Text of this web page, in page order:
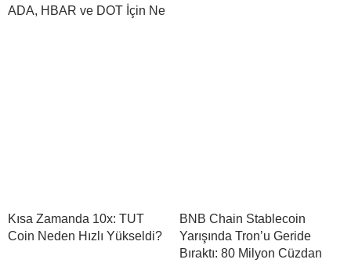
ADA, HBAR ve DOT İçin Ne
Kısa Zamanda 10x: TUT
Coin Neden Hızlı Yükseldi?
BNB Chain Stablecoin
Yarışında Tron’u Geride
Bıraktı: 80 Milyon Cüzdan